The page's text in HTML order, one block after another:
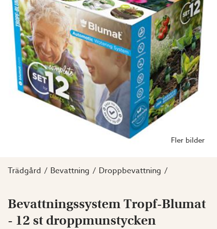
Fler bilder
Trädgård Bevattning Droppbevattning
Bevattningssystem Tropf-Blumat
- 12 st droppmunstycken